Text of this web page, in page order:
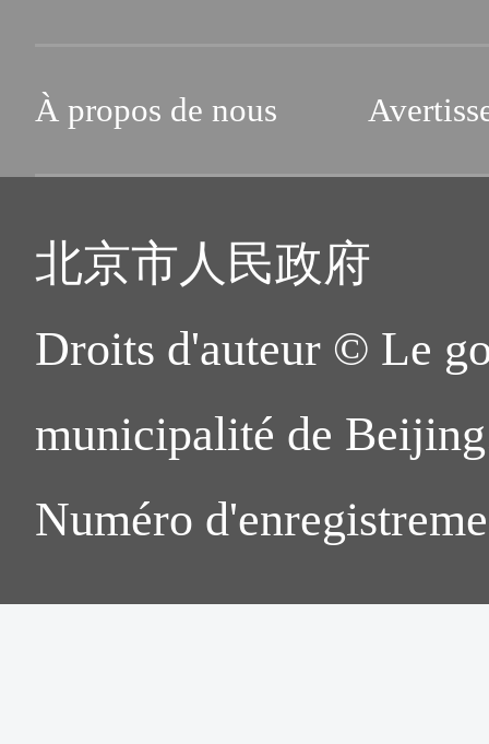
À propos de nous
北京市人民政府
Droits d'auteur © Le
municipalité de
Numéro